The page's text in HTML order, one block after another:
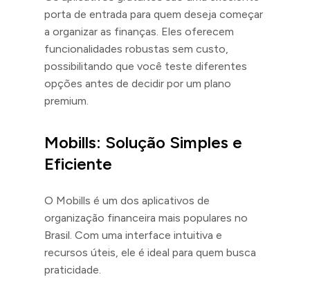
porta de entrada para quem deseja começar
a organizar as finanças. Eles oferecem
funcionalidades robustas sem custo,
possibilitando que você teste diferentes
opções antes de decidir por um plano
premium.
Mobills: Solução Simples e
Eficiente
O Mobills é um dos aplicativos de
organização financeira mais populares no
Brasil. Com uma interface intuitiva e
recursos úteis, ele é ideal para quem busca
praticidade.